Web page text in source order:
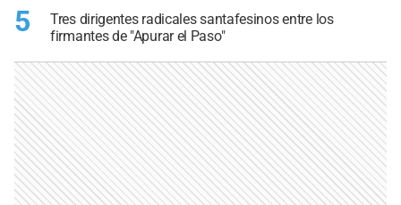
5
Tres dirigentes radicales santafesinos entre los
firmantes de "Apurar el Paso"